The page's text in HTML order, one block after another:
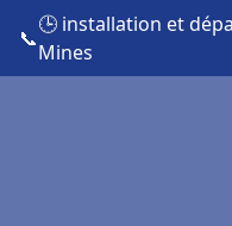
📞
🕒 installation et
Mines